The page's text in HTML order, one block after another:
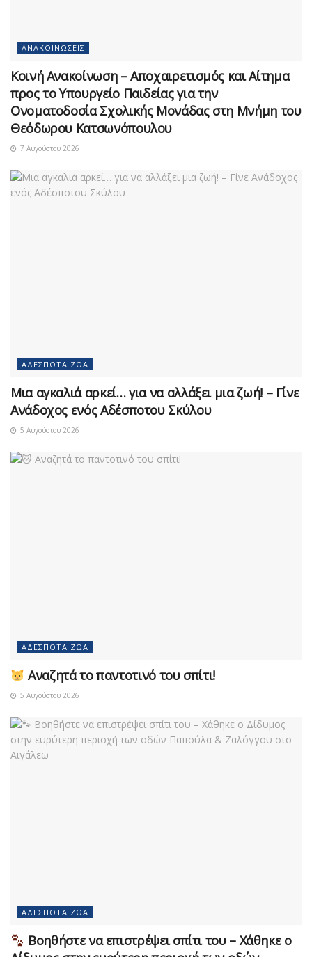
ΑΝΑΚΟΙΝΏΣΕΙΣ
Κοινή Ανακοίνωση – Αποχαιρετισμός και Αίτημα
προς το Υπουργείο Παιδείας για την
Ονοματοδοσία Σχολικής Μονάδας στη Μνήμη του
Θεόδωρου Κατσωνόπουλου
7 Αυγούστου 2026
ΑΔΈΣΠΟΤΑ ΖΏΑ
Μια αγκαλιά αρκεί… για να αλλάξει μια ζωή! – Γίνε
Ανάδοχος ενός Αδέσποτου Σκύλου
5 Αυγούστου 2026
ΑΔΈΣΠΟΤΑ ΖΏΑ
Αναζητά το παντοτινό του σπίτι!
5 Αυγούστου 2026
ΑΔΈΣΠΟΤΑ ΖΏΑ
Βοηθήστε να επιστρέψει σπίτι του – Χάθηκε ο